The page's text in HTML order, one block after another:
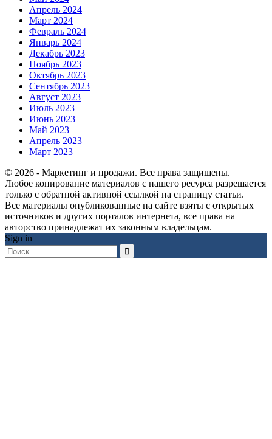
Апрель 2024
Март 2024
Февраль 2024
Январь 2024
Декабрь 2023
Ноябрь 2023
Октябрь 2023
Сентябрь 2023
Август 2023
Июль 2023
Июнь 2023
Май 2023
Апрель 2023
Март 2023
© 2026 - Маркетинг и продажи. Все права защищены.
Любое копирование материалов с нашего ресурса разрешается
только с обратной активной ссылкой на страницу статьи.
Все материалы опубликованные на сайте взяты с открытых
источников и других порталов интернета, все права на
авторство принадлежат их законным владельцам.
Sign in